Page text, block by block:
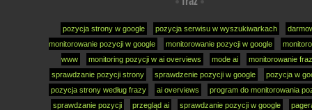
pozycja strony w google pozycja serwisu w wyszukiwarkach
monitorowanie pozycji w google
monitorowanie pozycji w google
www
monitoring pozycji w ai overviews mode ai
monitorowanie fraz
sprawdzanie pozycji strony
sprawdzenie pozycji w google
pozycja w
pozycja strony według frazy
ai overviews
program do monitorowania
sprawdzanie pozycji
przegląd ai sprawdzanie pozycji w google